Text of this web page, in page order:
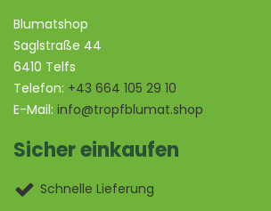
Blumatshop
Saglstraße 44
6410 Telfs
Telefon: +43 664 105 29 10
E-Mail: info@tropfblumat.shop
Sicher einkaufen
Schnelle Lieferung